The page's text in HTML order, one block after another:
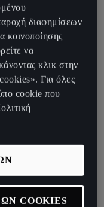
Bulgaria
Greece,
*,
*,
*,
διαφημίσεων
κοινοποίησης
να
κλικ στην
Για όλες
cookie που
COOKIES